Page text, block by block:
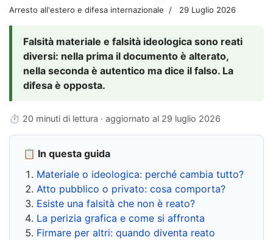
Arresto all'estero e difesa internazionale 29 Luglio 2026
Falsità materiale e falsità ideologica sono reati
diversi: nella prima il documento è alterato,
nella seconda è autentico ma dice il falso. La
difesa è opposta.
⏱ 20 minuti di lettura · aggiornato al 29 luglio 2026
📋 In questa guida
Materiale o ideologica: perché cambia tutto?
Atto pubblico o privato: cosa comporta?
Esiste una falsità che non è reato?
La perizia grafica e come si affronta
Firmare per altri: quando diventa reato